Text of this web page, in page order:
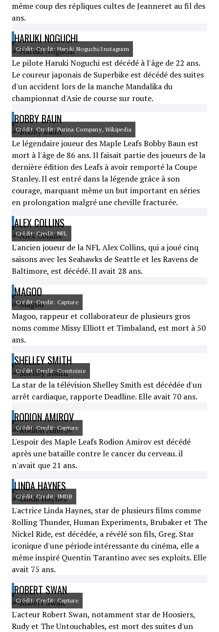
même coup des répliques cultes de Jeanneret au fil des
ans.
HARUKI NOGUCHI
Crédit: Credit: Haruki Noguchi/Instagram
Le pilote Haruki Noguchi est décédé à l'âge de 22 ans.
Le coureur japonais de Superbike est décédé des suites
d'un accident lors de la manche Mandalika du
championnat d'Asie de course sur route.
BOBBY BAUN
Crédit: Credit: Purina Company, Wikipedia
Le légendaire joueur des Maple Leafs Bobby Baun est
mort à l'âge de 86 ans. Il faisait partie des joueurs de la
dernière édition des Leafs à avoir remporté la Coupe
Stanley. Il est entré dans la légende grâce à son
courage, marquant même un but important en séries
en prolongation malgré une cheville fracturée.
ALEX COLLINS
Crédit: Credit: NFL
L'ancien joueur de la NFL Alex Collins, qui a joué cinq
saisons avec les Seahawks de Seattle et les Ravens de
Baltimore, est décédé. Il avait 28 ans.
MAGOO
Crédit: Credit: Capture
Magoo, rappeur et collaborateur de plusieurs gros
noms comme Missy Elliott et Timbaland, est mort à 50
ans.
SHELLEY SMITH
Crédit: Credit: Courtoisie
La star de la télévision Shelley Smith est décédée d'un
arrêt cardiaque, rapporte Deadline. Elle avait 70 ans.
RODION AMIROV
Crédit: Credit: Capture
L'espoir des Maple Leafs Rodion Amirov est décédé
après une bataille contre le cancer du cerveau. il
n'avait que 21 ans.
LINDA HAYNES
Crédit: Credit: IMDB
L'actrice Linda Haynes, star de plusieurs films comme
Rolling Thunder, Human Experiments, Brubaker et The
Nickel Ride, est décédée, a révélé son fils, Greg. Star
iconique d'une période intéressante du cinéma, elle a
même inspiré Quentin Tarantino avec ses exploits. Elle
avait 75 ans.
ROBERT SWAN
Crédit: Credit: Capture
L'acteur Robert Swan, notamment star de Hoosiers,
Rudy et The Untouchables, est mort des suites d'un